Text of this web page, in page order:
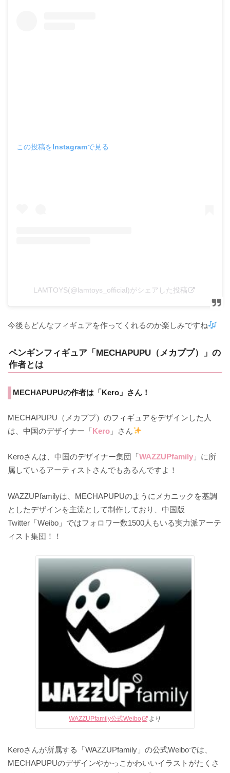
この投稿をInstagramで見る
LAMTOYS(@lamtoys_official)がシェアした投稿
今後もどんなフィギュアを作ってくれるのか楽しみですね
ペンギンフィギュア「MECHAPUPU（メカププ）」の
作者とは
MECHAPUPUの作者は「Kero」さん！
MECHAPUPU（メカププ）のフィギュアをデザインした人
は、中国のデザイナー「Kero 」さん
Keroさんは、中国のデザイナー集団「WAZZUPfamily 」に所
属しているアーティストさんでもあるんですよ！
WAZZUPfamilyは、MECHAPUPUのようにメカニックを基調
としたデザインを主流として制作しており、中国版
Twitter「Weibo」ではフォロワー数1500人もいる実力派アーテ
ィスト集団！！
WAZZUPfamily公式Weibo より
Keroさんが所属する「WAZZUPfamily」の公式Weiboでは、
MECHAPUPUのデザインやかっこかわいいイラストがたくさ